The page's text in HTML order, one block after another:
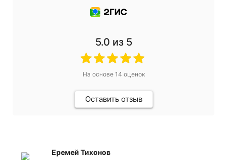
5.0 из 5
На основе 14 оценок
Оставить отзыв
Еремей Тихонов